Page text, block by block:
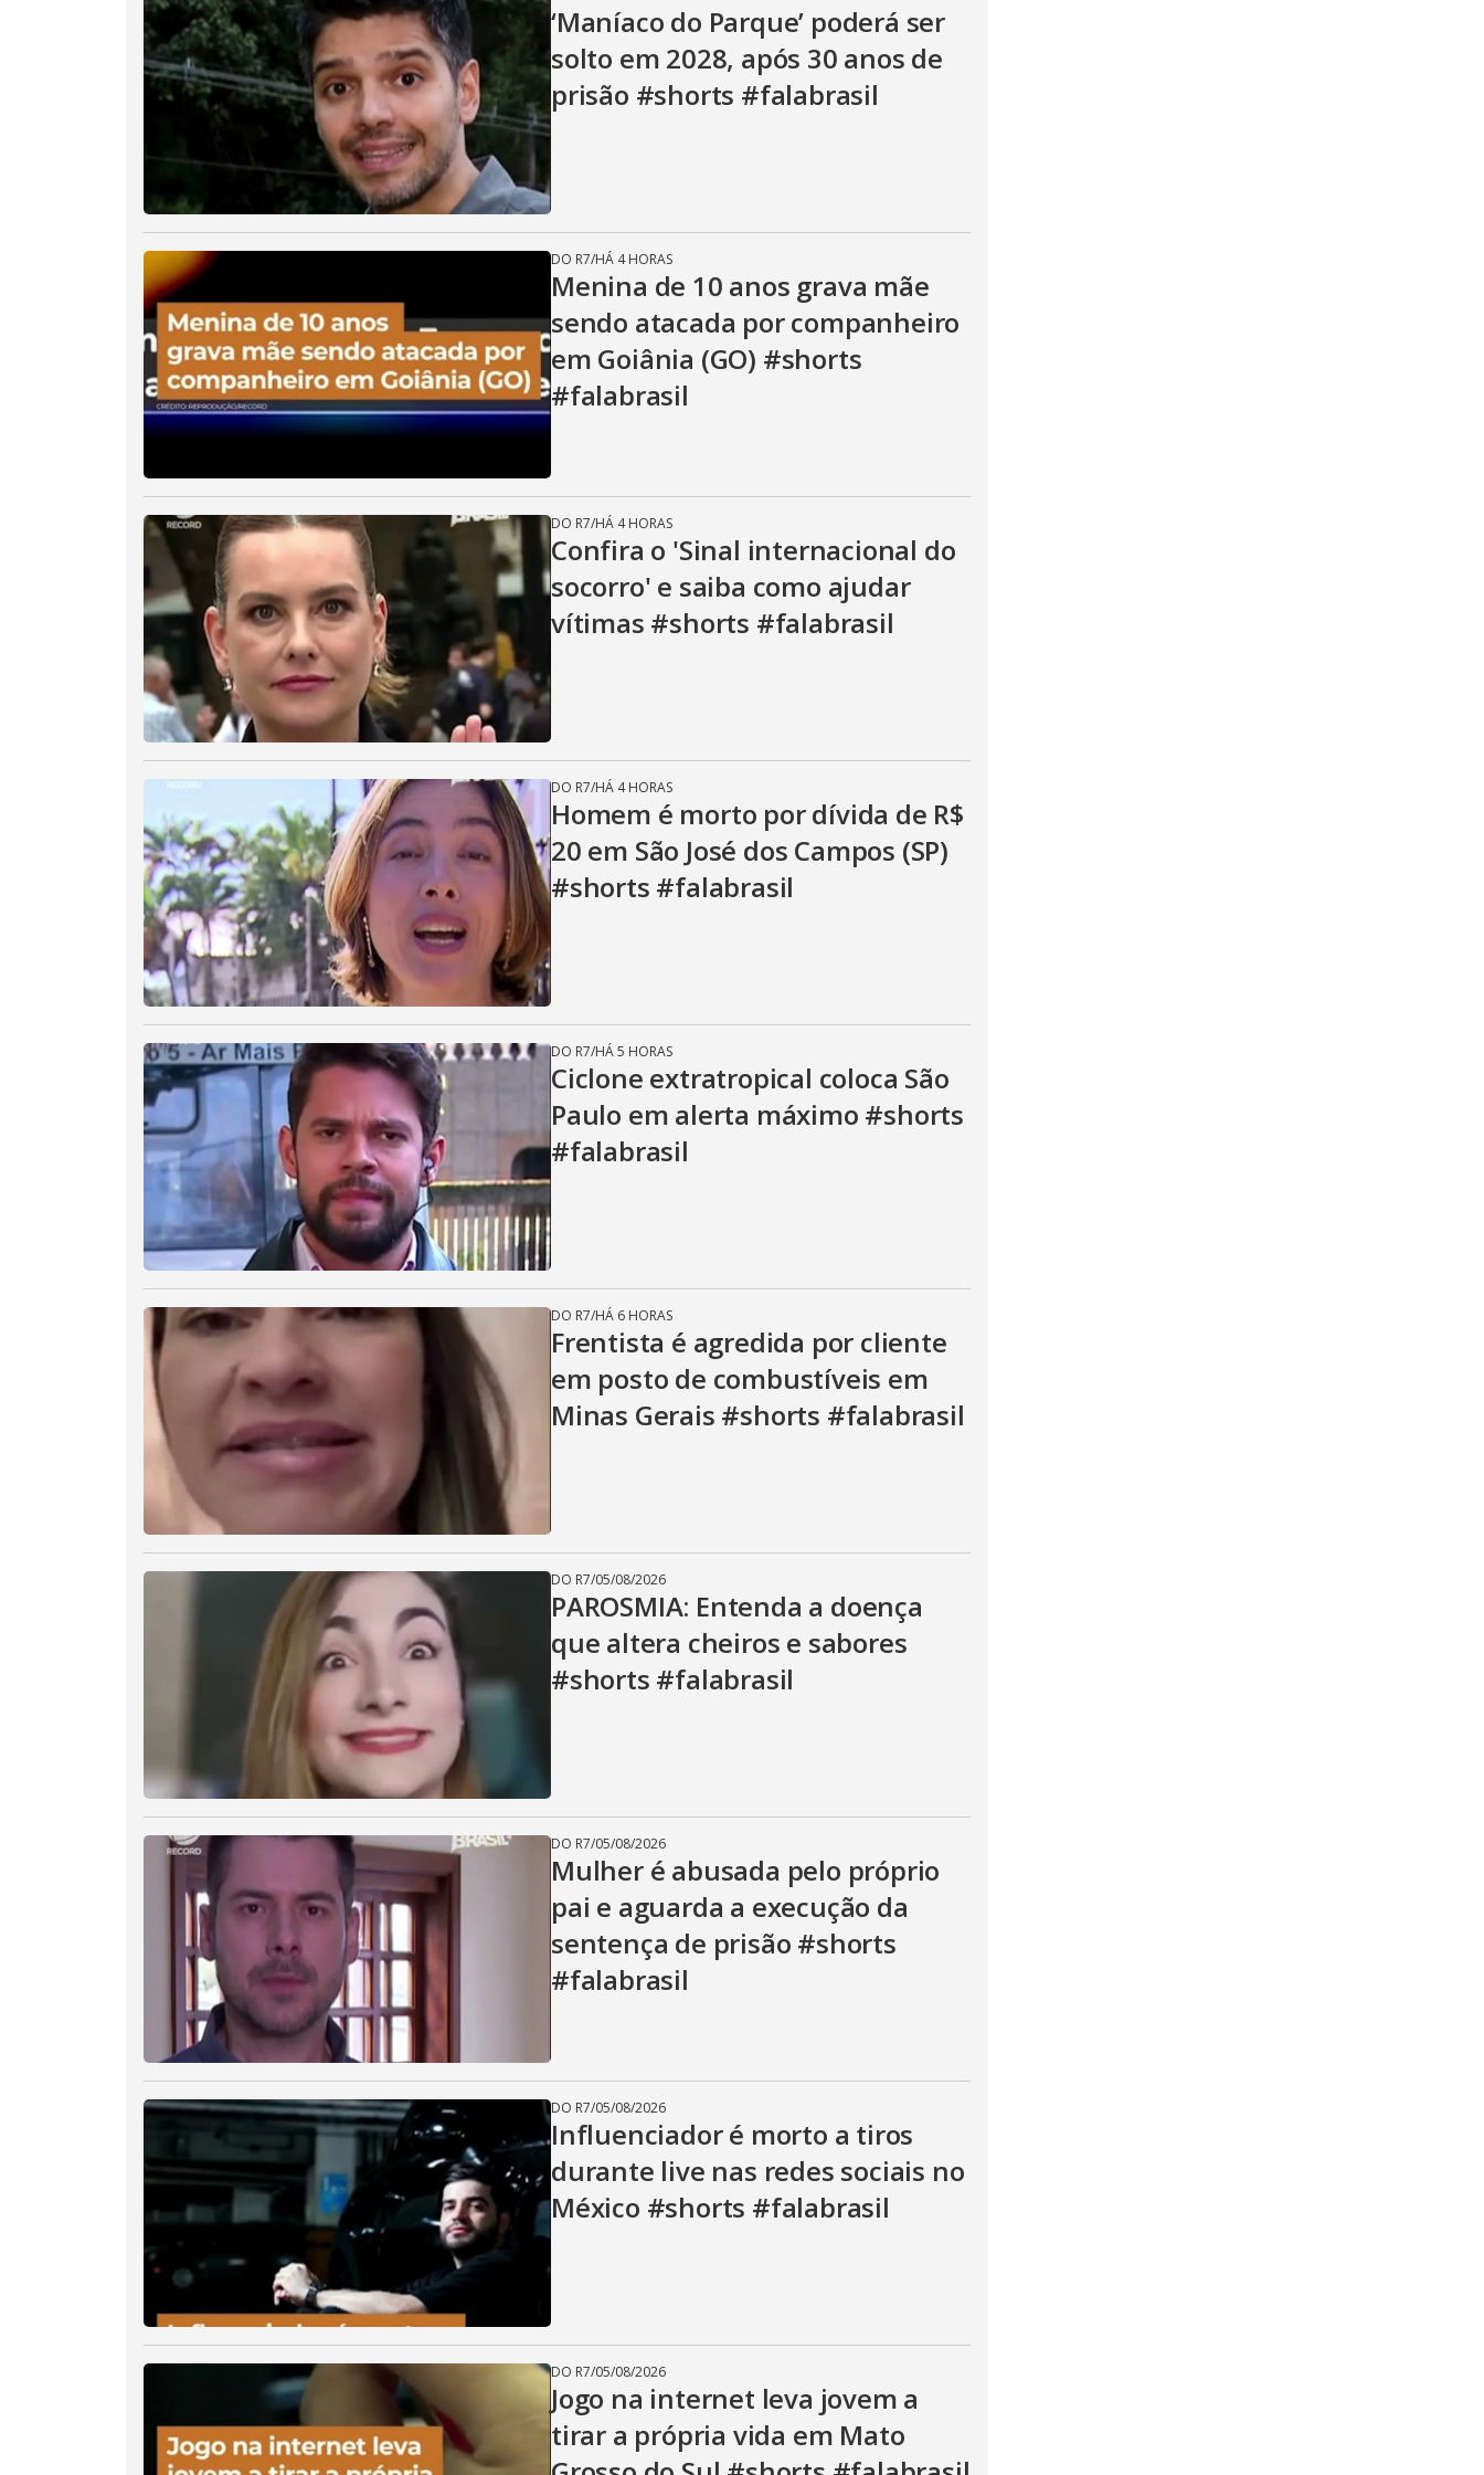
i
d
e
o
‘Maníaco do Parque’ poderá ser
solto em 2028, após 30 anos de
prisão #shorts #falabrasil
DO R7/HÁ 4 HORAS
Menina de 10 anos grava mãe
sendo atacada por companheiro
em Goiânia (GO) #shorts
#falabrasil
DO R7/HÁ 4 HORAS
Confira o 'Sinal internacional do
socorro' e saiba como ajudar
vítimas #shorts #falabrasil
DO R7/HÁ 4 HORAS
Homem é morto por dívida de R$
20 em São José dos Campos (SP)
#shorts #falabrasil
DO R7/HÁ 5 HORAS
Ciclone extratropical coloca São
Paulo em alerta máximo #shorts
#falabrasil
DO R7/HÁ 6 HORAS
Frentista é agredida por cliente
em posto de combustíveis em
Minas Gerais #shorts #falabrasil
DO R7/05/08/2026
PAROSMIA: Entenda a doença
que altera cheiros e sabores
#shorts #falabrasil
DO R7/05/08/2026
Mulher é abusada pelo próprio
pai e aguarda a execução da
sentença de prisão #shorts
#falabrasil
DO R7/05/08/2026
Influenciador é morto a tiros
durante live nas redes sociais no
México #shorts #falabrasil
DO R7/05/08/2026
Jogo na internet leva jovem a
tirar a própria vida em Mato